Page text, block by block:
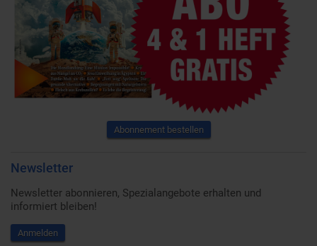
Abonnement bestellen
Newsletter
Newsletter abonnieren, Spezialangebote erhalten und
informiert bleiben!
Anmelden